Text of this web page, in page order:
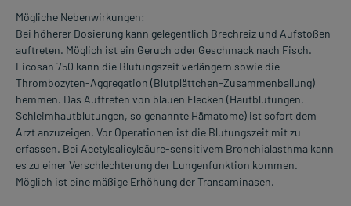
Mögliche Nebenwirkungen:
Bei höherer Dosierung kann gelegentlich Brechreiz und Aufstoßen
auftreten. Möglich ist ein Geruch oder Geschmack nach Fisch.
Eicosan 750 kann die Blutungszeit verlängern sowie die
Thrombozyten-Aggregation (Blutplättchen-Zusammenballung)
hemmen. Das Auftreten von blauen Flecken (Hautblutungen,
Schleimhautblutungen, so genannte Hämatome) ist sofort dem
Arzt anzuzeigen. Vor Operationen ist die Blutungszeit mit zu
erfassen. Bei Acetylsalicylsäure-sensitivem Bronchialasthma kann
es zu einer Verschlechterung der Lungenfunktion kommen.
Möglich ist eine mäßige Erhöhung der Transaminasen.